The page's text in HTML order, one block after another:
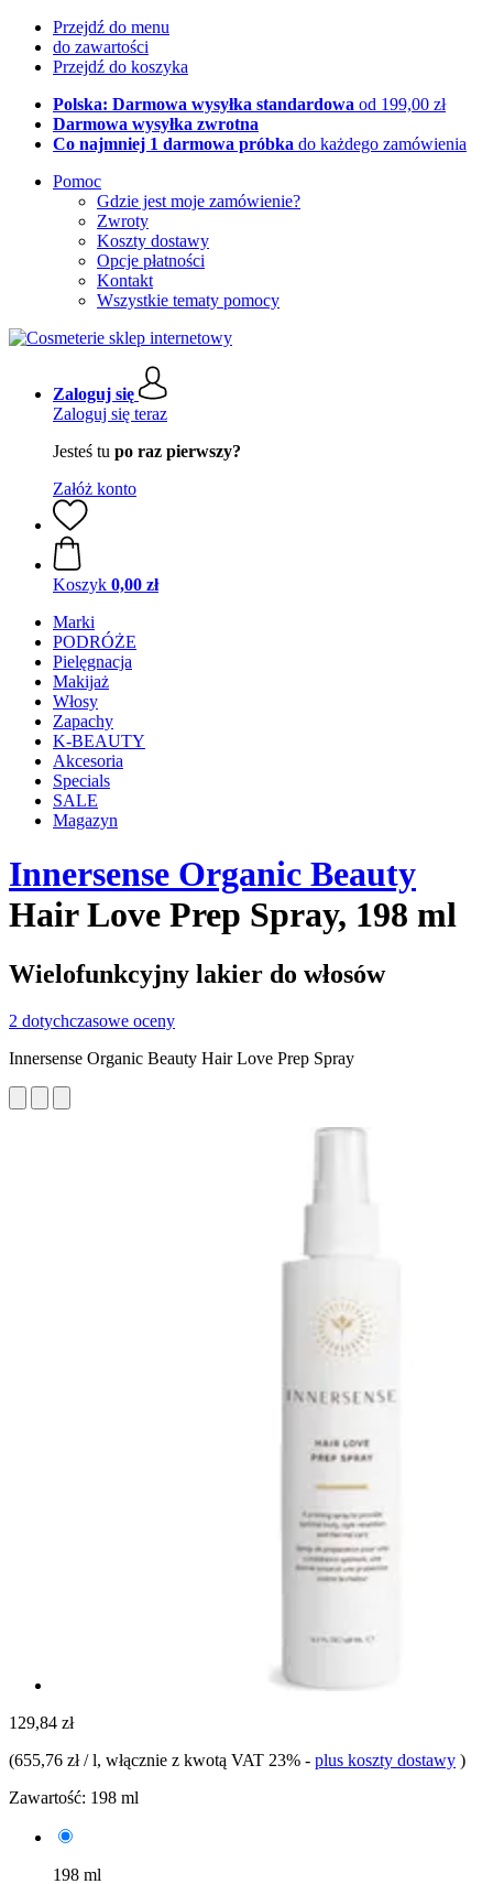
Przejdź do menu
do zawartości
Przejdź do koszyka
Polska: Darmowa wysyłka standardowa od 199,00 zł
Darmowa wysyłka zwrotna
Co najmniej 1 darmowa próbka do każdego zamówienia
Pomoc
Gdzie jest moje zamówienie?
Zwroty
Koszty dostawy
Opcje płatności
Kontakt
Wszystkie tematy pomocy
Zaloguj się
Zaloguj się teraz
Jesteś tu po raz pierwszy?
Załóż konto
Koszyk 0,00 zł
Marki
PODRÓŻE
Pielęgnacja
Makijaż
Włosy
Zapachy
K-BEAUTY
Akcesoria
Specials
SALE
Magazyn
Innersense Organic Beauty
Hair Love Prep Spray, 198 ml
Wielofunkcyjny lakier do włosów
2 dotychczasowe oceny
Innersense Organic Beauty Hair Love Prep Spray
129,84 zł
(655,76 zł / l, włącznie z kwotą VAT 23% - plus koszty dostawy )
Zawartość: 198 ml
198 ml